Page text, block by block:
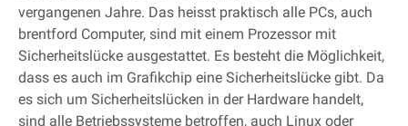
vergangenen Jahre. Das heisst praktisch alle PCs, auch
brentford Computer, sind mit einem Prozessor mit
Sicherheitslücke ausgestattet. Es besteht die Möglichkeit,
dass es auch im Grafikchip eine Sicherheitslücke gibt. Da
es sich um Sicherheitslücken in der Hardware handelt,
sind alle Betriebssysteme betroffen, auch Linux oder